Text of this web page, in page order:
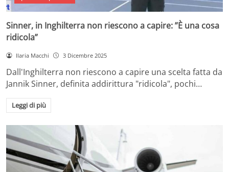
Sinner, in Inghilterra non riescono a capire: ”È una cosa
ridicola”
Ilaria Macchi 3 Dicembre 2025
Dall'Inghilterra non riescono a capire una scelta fatta da
Jannik Sinner, definita addirittura "ridicola", pochi…
Leggi di più